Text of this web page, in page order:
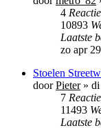
4
10893
Laatste
zo apr
Stoelen
doorPieter» di
7
11493
Laatste